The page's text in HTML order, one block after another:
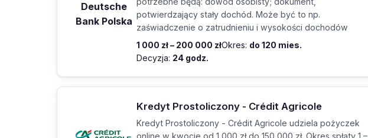
Deutsche
Bank Polska
potwierdzający stały dochód. Może być to np.
zaświadczenie o zatrudnieniu i wysokości dochodów
1 000 zł – 200 000 złOkres: do 120 mies.
Decyzja: 24 godz.
Kredyt Prostoliczony - Crédit Agricole
Kredyt Prostoliczony - Crédit Agricole udziela pożyczek
online w kwocie od 1 000 zł do 150 000 zł. Okres spłaty 1 –